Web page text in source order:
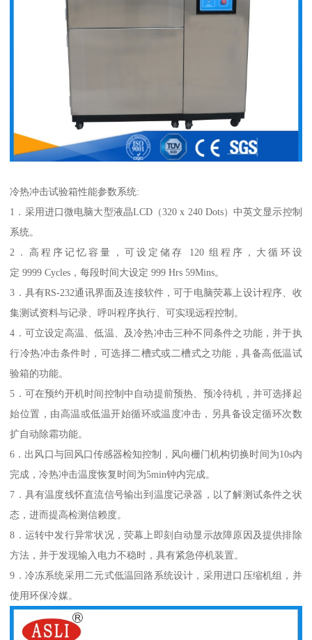
冷热冲击试验箱性能参数系统:
1．采用进口微电脑大型液晶LCD（320 x 240 Dots）中英文显示控制
系统。
2．高程序记忆容量，可设定储存 120 组程序，大循环设
定 9999 Cycles，每段时间大设定 999 Hrs 59Mins。
3．具有RS-232通讯界面及连接软件，可于电脑荧幕上设计程序、收
集测试资料与记录、呼叫程序执行、可实现远程控制。
4．可立设定高温、低温、及冷热冲击三种不同条件之功能，并于执
行冷热冲击条件时，可选择二槽式或二槽式之功能，具备高低温试
验箱的功能。
5．可在预约开机时间控制中自动提前预热、预冷待机，并可选择起
始位置，由高温或低温开始循环或温度冲击，另具备设定循环次数
扩自动除霜功能。
6．出风口与回风口传感器检知控制，风向栅门机构切换时间为10s内
完成，冷热冲击温度恢复时间为5min钟内完成。
7．具有温度线怀直流信号输出到温度记录器，以了解测试条件之状
态，进而提高检测信赖度。
8．运转中发行异常状况，荧幕上即刻自动显示故障原因及提供排除
方法，并于发现输入电力不稳时，具有紧急停机装置。
9．冷冻系统采用二元式低温回路系统设计，采用进口压缩机组，并
使用环保冷媒。